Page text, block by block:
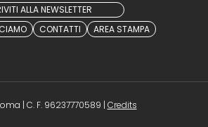
ALLA NEWSLETTER
CONTATTI AREA STAMPA
| C. F. 96237770589 | Credits(opens in a new tab)